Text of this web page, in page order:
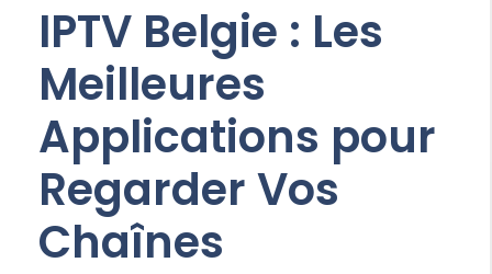
IPTV Belgie : Les
Meilleures
Applications pour
Regarder Vos
Chaînes